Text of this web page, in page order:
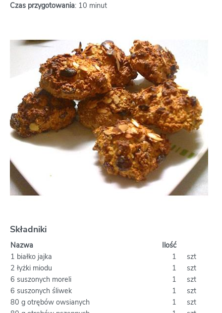
Czas przygotowania: 10 minut
Składniki
Nazwa
Ilość
1 białko jajka
1
szt
2 łyżki miodu
1
szt
6 suszonych moreli
1
szt
6 suszonych śliwek
1
szt
80 g otrębów owsianych
1
szt